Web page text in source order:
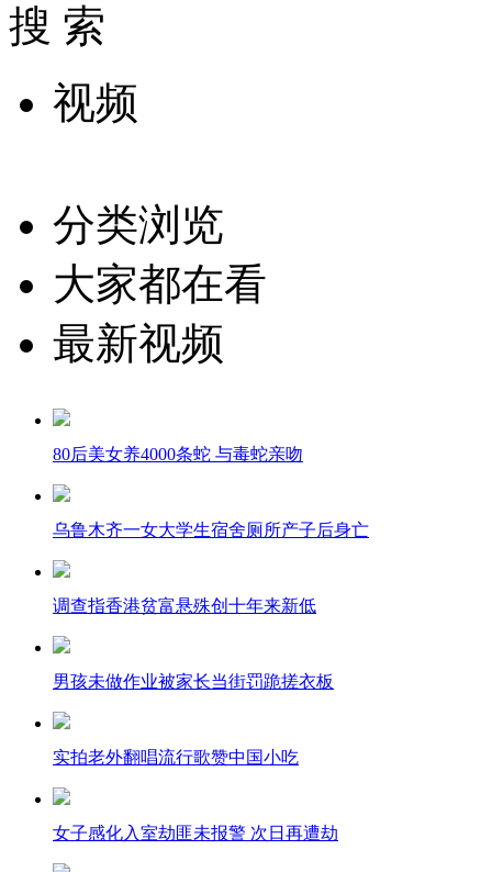
搜 索
视频
分类浏览
大家都在看
最新视频
80后美女养4000条蛇 与毒蛇亲吻
乌鲁木齐一女大学生宿舍厕所产子后身亡
调查指香港贫富悬殊创十年来新低
男孩未做作业被家长当街罚跪搓衣板
实拍老外翻唱流行歌赞中国小吃
女子感化入室劫匪未报警 次日再遭劫